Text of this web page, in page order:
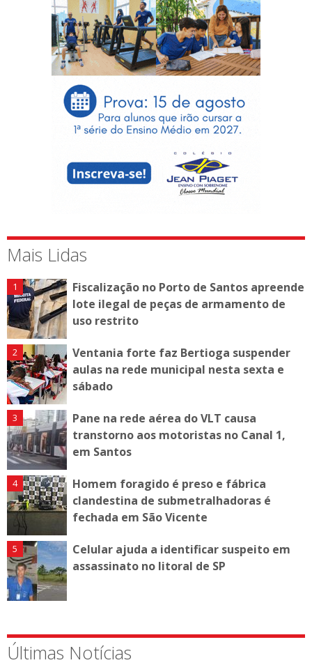
Mais Lidas
Fiscalização no Porto de Santos apreende
lote ilegal de peças de armamento de
uso restrito
Ventania forte faz Bertioga suspender
aulas na rede municipal nesta sexta e
sábado
Pane na rede aérea do VLT causa
transtorno aos motoristas no Canal 1,
em Santos
Homem foragido é preso e fábrica
clandestina de submetralhadoras é
fechada em São Vicente
Celular ajuda a identificar suspeito em
assassinato no litoral de SP
Últimas Notícias